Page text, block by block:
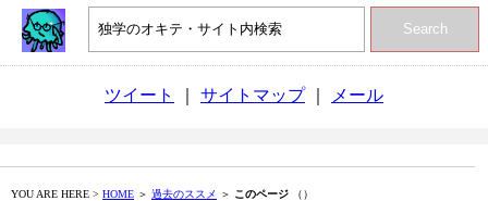
Search
ツイート サイトマップ｜ メール
YOU ARE HERE > HOME ＞ 過去のススメ ＞ このページ （）